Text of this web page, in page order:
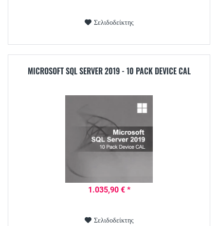
Σελιδοδείκτης
MICROSOFT SQL SERVER 2019 - 10 PACK DEVICE CAL
1.035,90 € *
Σελιδοδείκτης